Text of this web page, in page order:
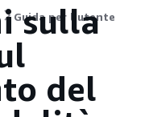
Guida per l’utente
sulla
del